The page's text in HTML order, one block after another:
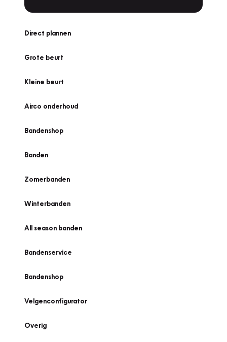
Direct plannen
Grote beurt
Kleine beurt
Airco onderhoud
Bandenshop
Banden
Zomerbanden
Winterbanden
All season banden
Bandenservice
Bandenshop
Velgenconfigurator
Overig